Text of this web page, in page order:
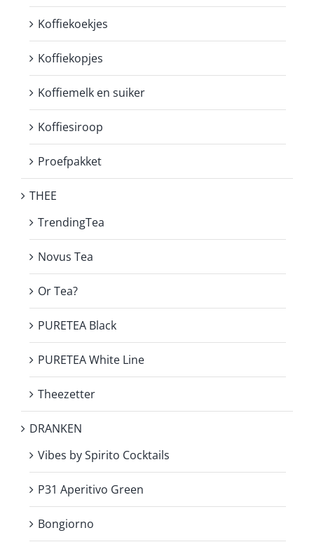
Koffiekoekjes
Koffiekopjes
Koffiemelk en suiker
Koffiesiroop
Proefpakket
THEE
TrendingTea
Novus Tea
Or Tea?
PURETEA Black
PURETEA White Line
Theezetter
DRANKEN
Vibes by Spirito Cocktails
P31 Aperitivo Green
Bongiorno